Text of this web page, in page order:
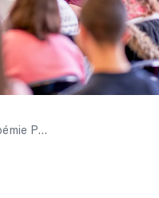
La poète Noémie Pomerleau-Cloutier présente son dernier recueil à la bibliothèque